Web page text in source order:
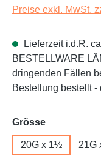
Preise exkl. MwSt.
Lieferzeit i.d.R.
BESTELLWARE
dringenden Fällen
Bestellung bestellt
Grösseauswählen
20G x 1½ 21G